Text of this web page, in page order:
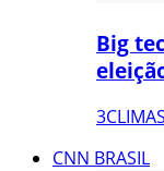
Big
CNN BRASIL